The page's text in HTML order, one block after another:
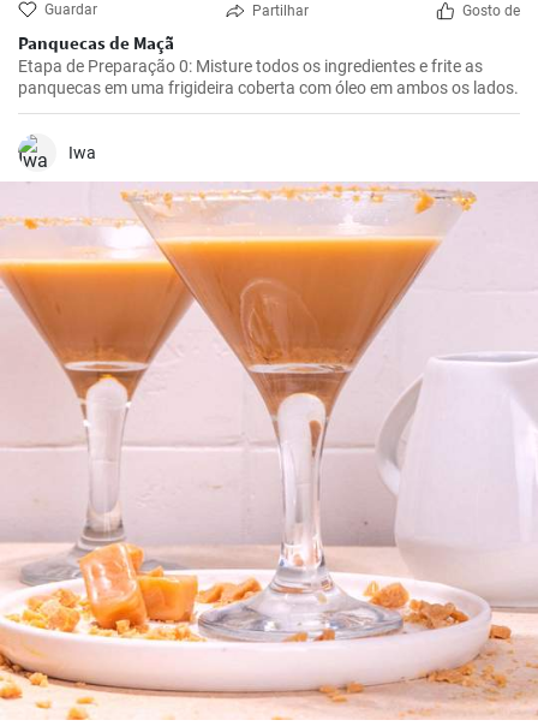
Guardar Partilhar Gosto de
Panquecas de Maçã
Etapa de Preparação 0: Misture todos os ingredientes e frite as
panquecas em uma frigideira coberta com óleo em ambos os lados.
Iwa